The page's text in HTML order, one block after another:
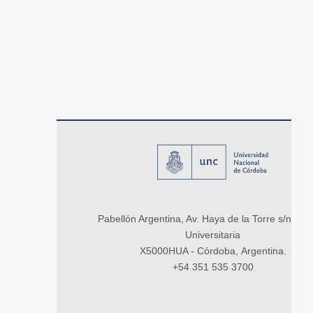
Pabellón Argentina, Av. Haya de la Torre s/n,
Universitaria
X5000HUA - Córdoba, Argentina.
+54 351 535 3700